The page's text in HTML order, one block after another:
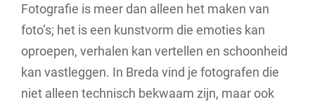
Fotografie is meer dan alleen het maken van
foto’s; het is een kunstvorm die emoties kan
oproepen, verhalen kan vertellen en schoonheid
kan vastleggen. In Breda vind je fotografen die
niet alleen technisch bekwaam zijn, maar ook